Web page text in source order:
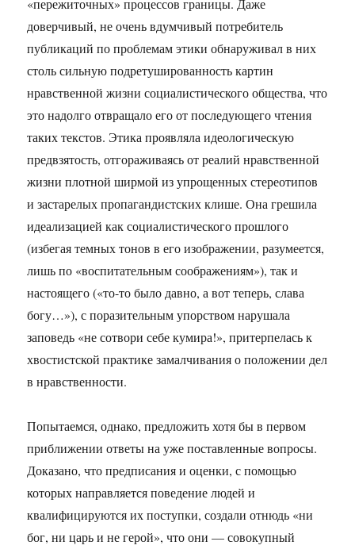
«пережиточных» процессов границы. Даже
доверчивый, не очень вдумчивый потребитель
публикаций по проблемам этики обнаруживал в них
столь сильную подретушированность картин
нравственной жизни социалистического общества, что
это надолго отвращало его от последующего чтения
таких текстов. Этика проявляла идеологическую
предвзятость, отгораживаясь от реалий нравственной
жизни плотной ширмой из упрощенных стереотипов
и застарелых пропагандистских клише. Она грешила
идеализацией как социалистического прошлого
(избегая темных тонов в его изображении, разумеется,
лишь по «воспитательным соображениям»), так и
настоящего («то-то было давно, а вот теперь, слава
богу…»), с поразительным упорством нарушала
заповедь «не сотвори себе кумира!», притерпелась к
хвостистской практике замалчивания о положении дел
в нравственности.
Попытаемся, однако, предложить хотя бы в первом
приближении ответы на уже поставленные вопросы.
Доказано, что предписания и оценки, с помощью
которых направляется поведение людей и
квалифицируются их поступки, создали отнюдь «ни
бог, ни царь и не герой», что они — совокупный